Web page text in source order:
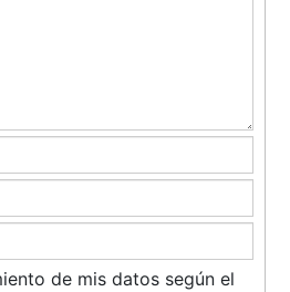
de mis datos según el